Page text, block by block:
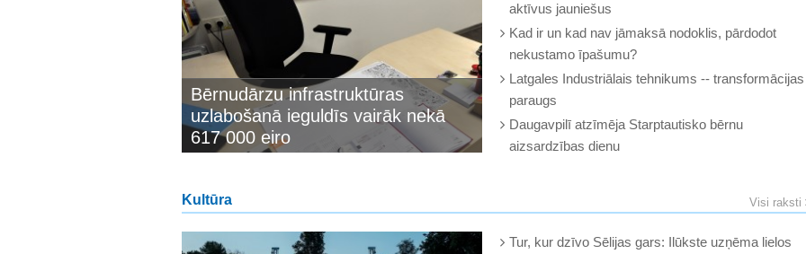
Bērnudārzu infrastruktūras
uzlabošanā ieguldīs vairāk nekā
617 000 eiro
aktīvus jauniešus
Kad ir un kad nav jāmaksā nodoklis, pārdodot
nekustamo īpašumu?
Latgales Industriālais tehnikums -- transformācijas
paraugs
Daugavpilī atzīmēja Starptautisko bērnu
aizsardzības dienu
Visi raksti
Kultūra
Tur, kur dzīvo Sēlijas gars: Ilūkste uzņēma lielos